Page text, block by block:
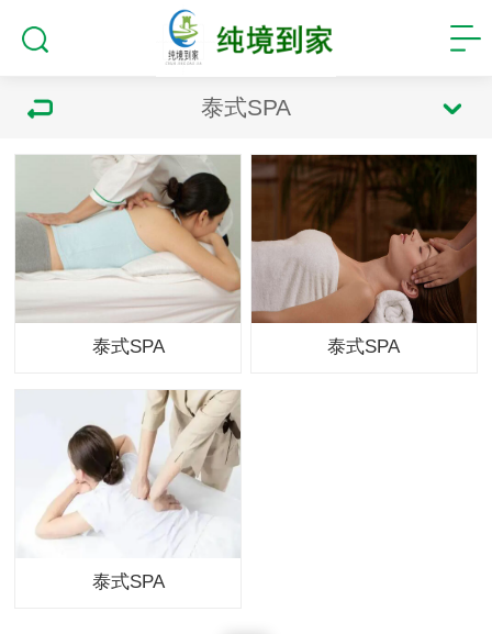
泰式SPA
泰式SPA 泰式SPA
泰式SPA